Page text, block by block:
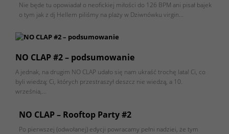
Nie będe tu opowiadał o neofickiej miłości do 126 BPM ani pisał bajek
o tym jak z dj Hellem piliśmy na plaży w Dziwnówku virgin…
NO CLAP #2 – podsumowanie
A jednak, na drugim NO CLAP udało się nam ukraść trochę lata! Ci, co
byli wiedzą; Ci, których przestraszył deszcz nie wiedzą, a 10.
września,…
NO CLAP – Rooftop Party #2
Po pierwszej (odwołanej) edycji powracamy pełni nadziei, że tym